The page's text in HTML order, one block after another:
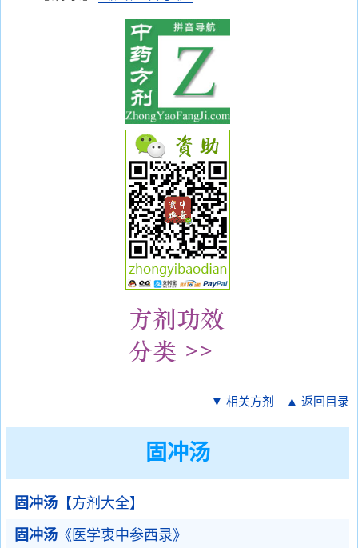
▼ 相关方剂 ▲ 返回目录
固冲汤
固冲汤 【方剂大全】
固冲汤 《医学衷中参西录》